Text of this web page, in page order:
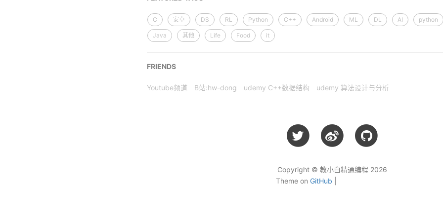
C 安卓 DS RL Python C++ Android ML DL AI python
Java 其他 Life Food it
FRIENDS
Youtube频道 B站:hw-dong udemy C++数据结构 udemy 算法设计与分析
Copyright © 教小白精通编程 2026
Theme on GitHub